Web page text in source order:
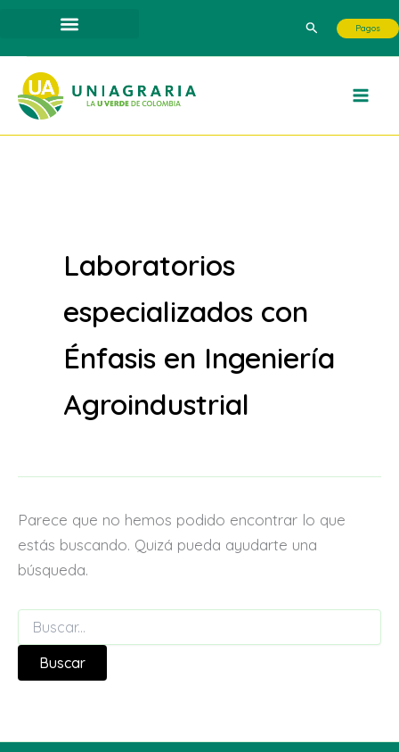
contenido
Buscar Pagos
Laboratorios
especializados con
Énfasis en Ingeniería
Agroindustrial
Parece que no hemos podido encontrar lo que
estás buscando. Quizá pueda ayudarte una
búsqueda.